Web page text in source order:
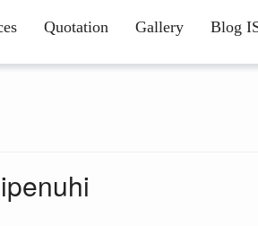
Quotation Gallery Blog